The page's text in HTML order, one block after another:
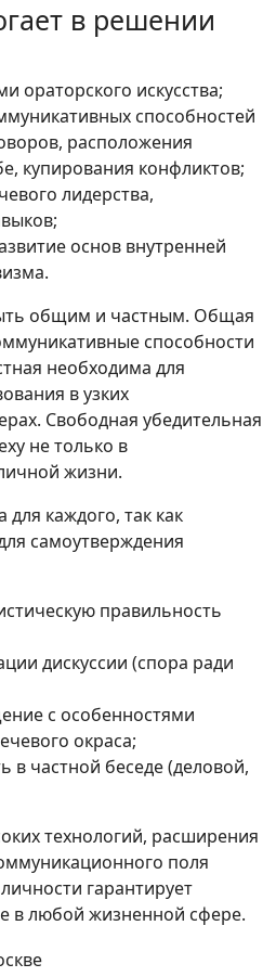
в решении
ораторского искусства;
способностей
расположения
купирования конфликтов;
лидерства,
основ внутренней
общим и частным. Общая
способности
необходима для
в узких
Свободная убедительная
не только в
жизни.
каждого, так как
самоутверждения
правильность
дискуссии (спора ради
с особенностями
окраса;
в частной беседе (деловой,
технологий, расширения
поля
гарантирует
в любой жизненной сфере.